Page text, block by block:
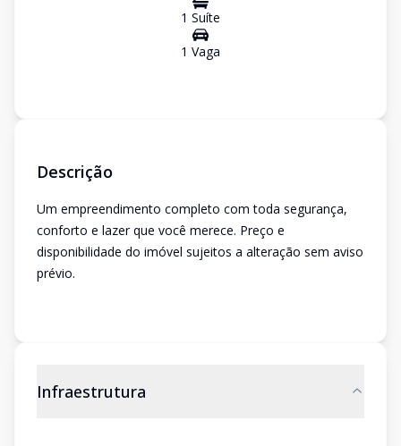
1 Suíte
1 Vaga
Descrição
Um empreendimento completo com toda segurança,
conforto e lazer que você merece. Preço e
disponibilidade do imóvel sujeitos a alteração sem aviso
prévio.
Infraestrutura